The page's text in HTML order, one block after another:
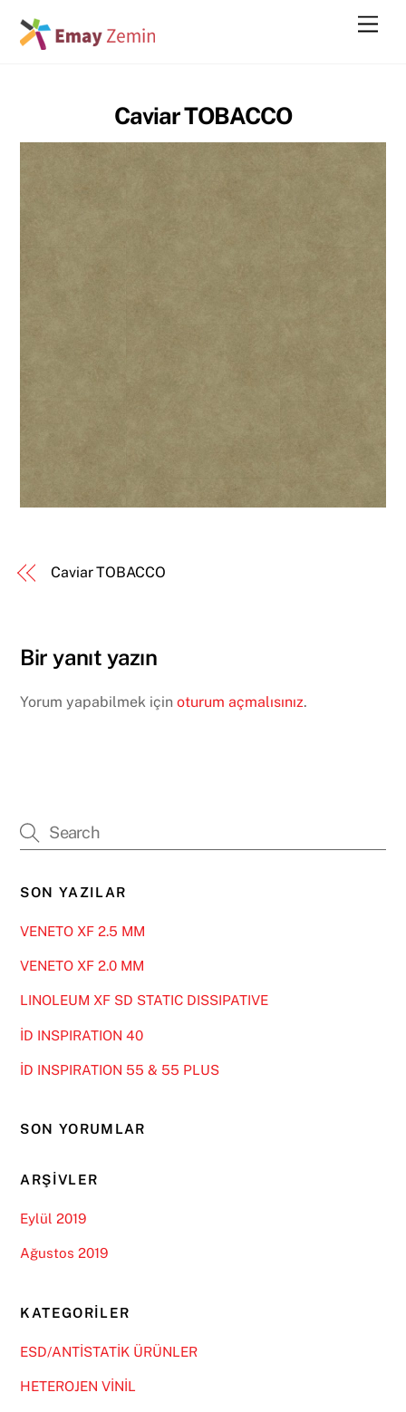
Caviar TOBACCO
Caviar TOBACCO
Bir yanıt yazın
Yorum yapabilmek içinoturum açmalısınız.
SON YAZILAR
VENETO XF 2.5 MM
VENETO XF 2.0 MM
LINOLEUM XF SD STATIC DISSIPATIVE
İD INSPIRATION 40
İD INSPIRATION 55 & 55 PLUS
SON YORUMLAR
ARŞIVLER
Eylül 2019
Ağustos 2019
KATEGORILER
ESD/ANTİSTATİK ÜRÜNLER
HETEROJEN VİNİL